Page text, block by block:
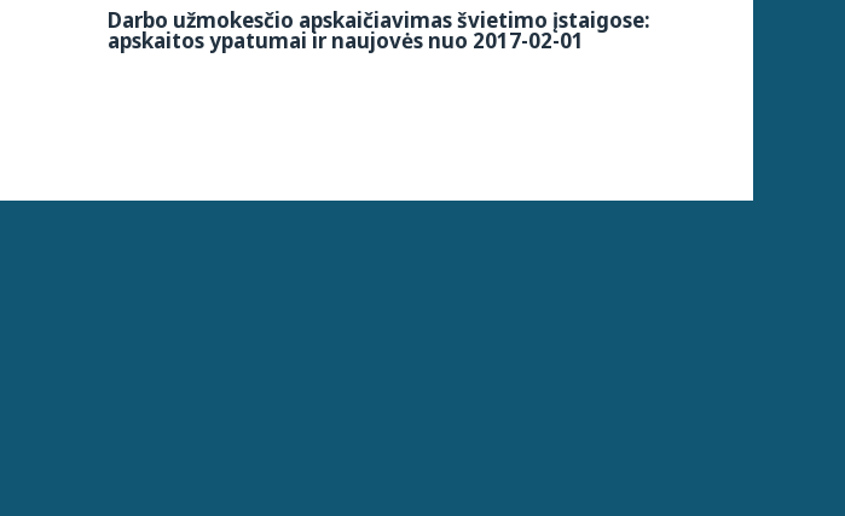
Darbo užmokesčio apskaičiavimas švietimo įstaigose:
apskaitos ypatumai ir naujovės nuo 2017-02-01